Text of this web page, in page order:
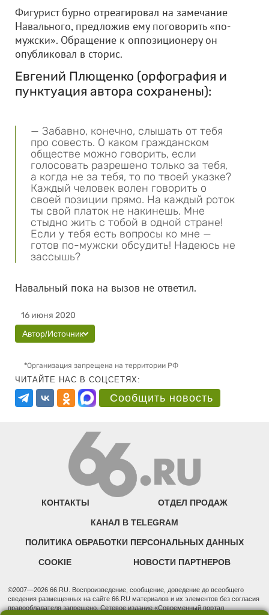
Фигурист бурно отреагировал на замечание
Навального, предложив ему поговорить «по-
мужски». Обращение к оппозиционеру он
опубликовал в сторис.
Евгений Плющенко (орфография и
пунктуация автора сохранены):
— Забавно, конечно, слышать от тебя
про совесть. О каком гражданском
обществе можно говорить, если
голосовать разрешено только за тебя,
а когда не за тебя, то по твоей указке?
Каждый человек волен говорить о
своей позиции прямо. На каждый роток
ты свой платок не накинешь. Мне
стыдно жить с тобой в одной стране!
Если у тебя есть вопросы ко мне —
готов по-мужски обсудить! Надеюсь не
зассышь?
Навальный пока на вызов не ответил.
16 июня 2020
Автор/Источник
*Организация запрещена на территории РФ
ЧИТАЙТЕ НАС В СОЦСЕТЯХ:
Сообщить новость
КОНТАКТЫ ОТДЕЛ ПРОДАЖ
КАНАЛ В TELEGRAM
ПОЛИТИКА ОБРАБОТКИ ПЕРСОНАЛЬНЫХ ДАННЫХ
COOKIE НОВОСТИ ПАРТНЕРОВ
©2007—2026 66.RU. Воспроизведение, сообщение, доведение до всеобщего
сведения размещенных на сайте 66.RU материалов и их элементов без согласия
правообладателя запрещено. Сетевое издание «Современный портал